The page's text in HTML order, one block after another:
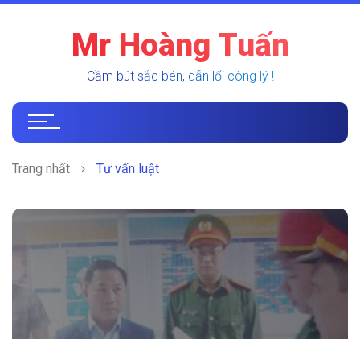
Mr Hoàng Tuấn
Cầm bút sắc bén, dẫn lối công lý !
Trang nhất Tư vấn luật